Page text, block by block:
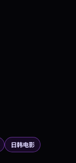
日韩电影